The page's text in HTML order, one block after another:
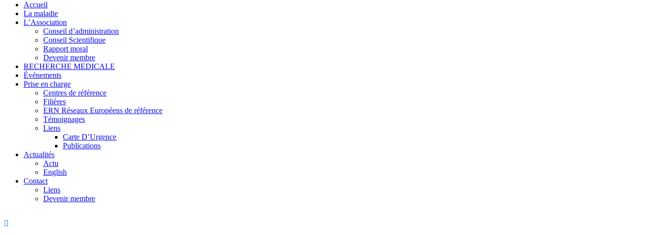
Accueil
La maladie
L’Association
Conseil d’administration
Conseil Scientifique
Rapport moral
Devenir membre
RECHERCHE MEDICALE
Événements
Prise en charge
Centres de référence
Filières
ERN Réseaux Européens de référence
Témoignages
Liens
Carte D’Urgence
Publications
Actualités
Actu
English
Contact
Liens
Devenir membre